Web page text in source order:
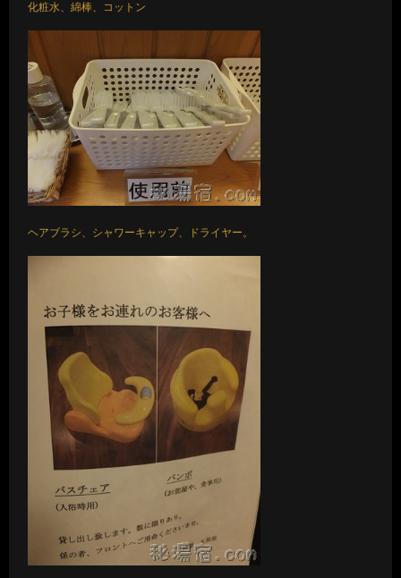
化粧水、綿棒、コットン
ヘアブラシ、シャワーキャップ、ドライヤー。